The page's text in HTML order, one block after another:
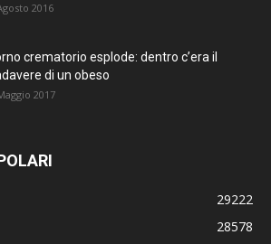
2016
crematorio esplode: dentro c’era il
di un obeso
2017
29222
28578